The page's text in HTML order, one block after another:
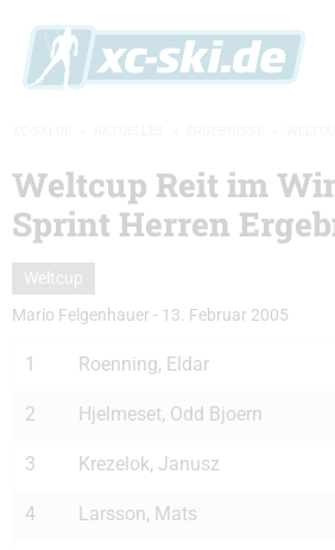
Weltcup Reit im
Sprint Herren
Weltcup
Mario Felgenhauer - 13. Februar 2005
1 Roenning, Eldar
2 Hjelmeset, Odd Bjoern
3 Krezelok, Janusz
4 Larsson, Mats